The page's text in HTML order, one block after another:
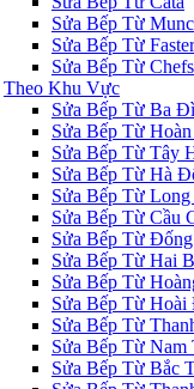
Sửa Bếp Từ
Sửa Bếp Từ Faster
Sửa Bếp Từ Chefs
Theo Khu Vực
Sửa Bếp Từ Ba
Sửa Bếp Từ
Sửa Bếp Từ Tây
Sửa Bếp Từ Hà
Sửa Bếp Từ Long
Sửa Bếp Từ Cầu
Sửa Bếp Từ
Sửa Bếp Từ Hai
Sửa Bếp Từ
Sửa Bếp Từ
Sửa Bếp Từ
Sửa Bếp Từ Nam
Sửa Bếp Từ Bắc